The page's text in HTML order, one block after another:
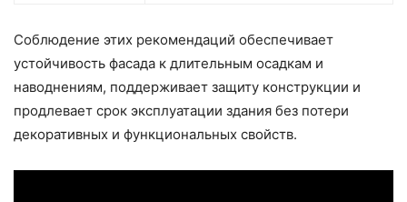
Соблюдение этих рекомендаций обеспечивает
устойчивость фасада к длительным осадкам и
наводнениям, поддерживает защиту конструкции и
продлевает срок эксплуатации здания без потери
декоративных и функциональных свойств.